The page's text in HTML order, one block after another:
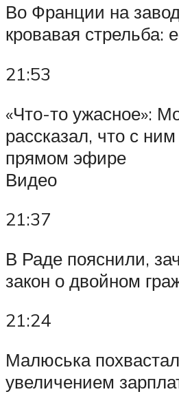
Во Франции на
кровавая стрельба:
21:53
«Что-то ужасное»:
рассказал, что с
прямом эфире
Видео
21:37
В Раде пояснили,
закон о двойном
21:24
Малюська
увеличением